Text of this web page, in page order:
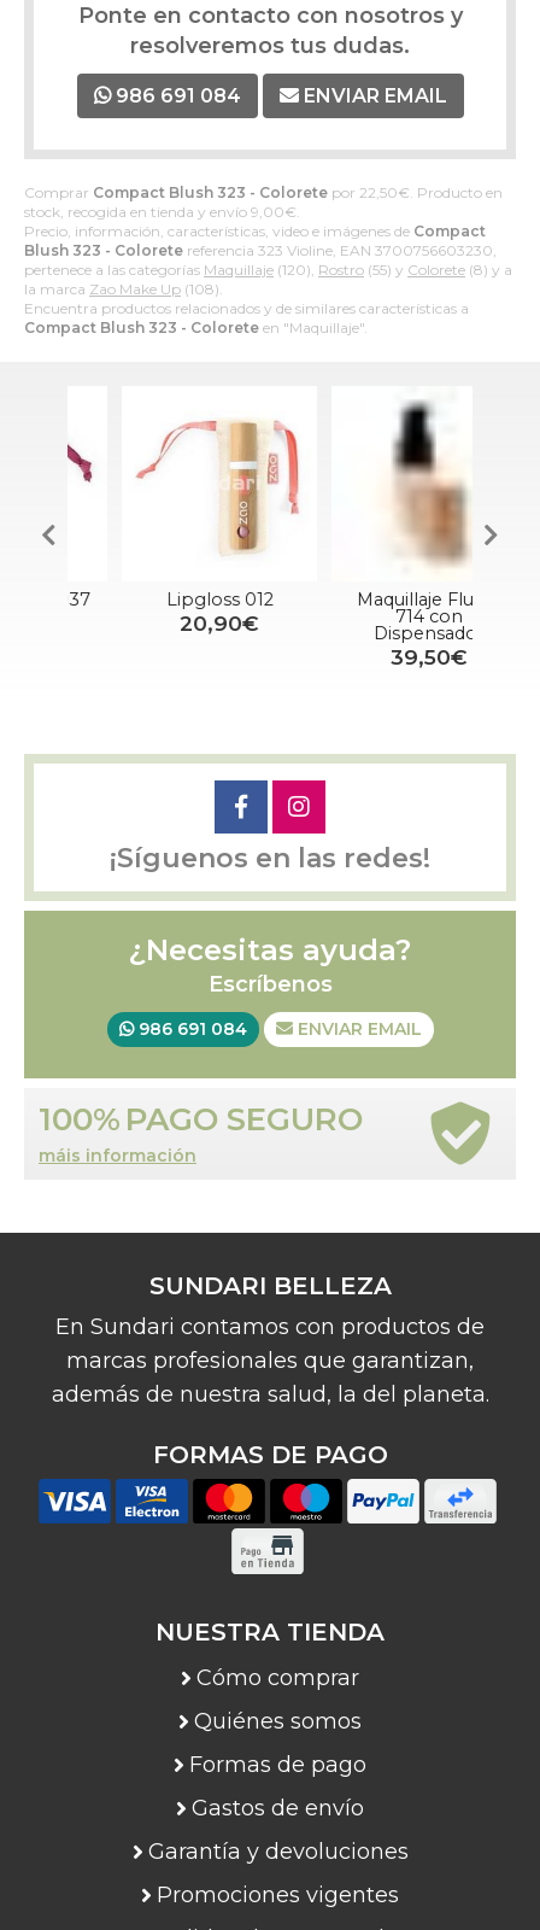
Comprar Compact Blush 323 - Colorete por 22,50€ . Producto en
stock, recogida en tienda y envío 9,00€
Precio, información, características, video e imágenes de Compact
Blush 323 - Colorete referencia 323 Violine, EAN 3700756603230,
pertenece a las categorías Maquillaje (120), Rostro (55) y Colorete (8) y a
la marca Zao Make Up (108).
Encuentra productos relacionados y de similares características a
Compact Blush 323 - Colorete en "Maquillaje".
Ponte en contacto con nosotros y
resolveremos tus dudas.
986 691 084 ENVIAR EMAIL
Lipgloss 012
20,90€
Maquillaje Fluído
714 con
Dispensador
39,50€
¡Síguenos en las redes!
¿Necesitas ayuda?
Escríbenos
986 691 084 ENVIAR EMAIL
100% PAGO SEGURO
máis información
SUNDARI BELLEZA
En Sundari contamos con productos de
marcas profesionales que garantizan,
además de nuestra salud, la del planeta.
FORMAS DE PAGO
NUESTRA TIENDA
Cómo comprar
Quiénes somos
Formas de pago
Gastos de envío
Garantía y devoluciones
Promociones vigentes